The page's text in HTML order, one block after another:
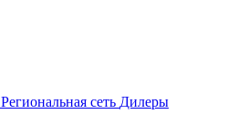
Региональная сеть Дилеры